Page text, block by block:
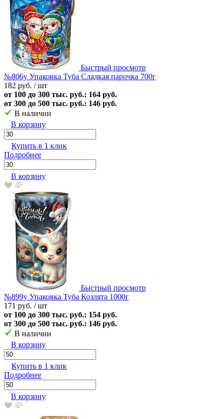
Быстрый просмотр
№806у Упаковка Туба Сладкая парочка 700г
182 руб. / шт
от 100 до 300 тыс. руб.: 164 руб.
от 300 до 500 тыс. руб.: 146 руб.
В наличии
В корзину
Купить в 1 клик
Подробнее
В корзину
Быстрый просмотр
№899у Упаковка Туба Козлята 1000г
171 руб. / шт
от 100 до 300 тыс. руб.: 154 руб.
от 300 до 500 тыс. руб.: 146 руб.
В наличии
В корзину
Купить в 1 клик
Подробнее
В корзину